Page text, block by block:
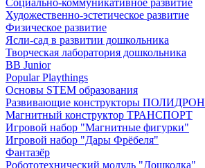
Социально-коммуникативное развитие
Художественно-эстетическое развитие
Физическое развитие
Ясли-сад в развитии дошкольника
Творческая лаборатория дошкольника
BB Junior
Popular Playthings
Основы STEM образования
Развивающие конструкторы ПОЛИДРОН
Магнитный конструктор ТРАНСПОРТ
Игровой набор "Магнитные фигурки"
Игровой набор "Дары Фрёбеля"
Фантазёр
Робототехнический модуль "Дошколка"